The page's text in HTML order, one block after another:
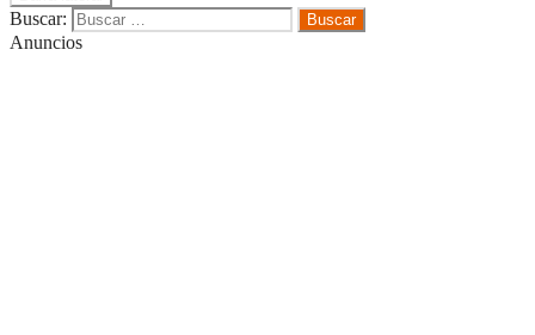
Buscar:
Anuncios